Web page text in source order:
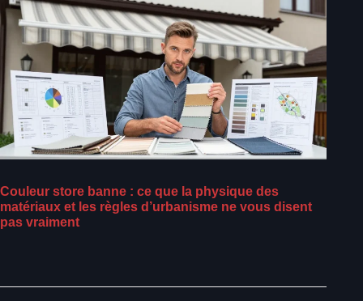
Couleur store banne : ce que la physique des
matériaux et les règles d’urbanisme ne vous disent
pas vraiment